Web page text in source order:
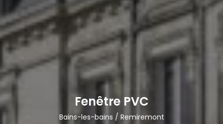
Fenêtre PVC
Bains-les-bains / Remiremont